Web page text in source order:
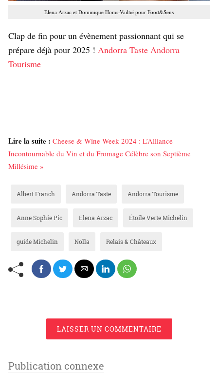
Elena Arzac et Dominique Homs-Vailhé pour Food&Sens
Clap de fin pour un évènement passionnant qui se
prépare déjà pour 2025 ! Andorra Taste Andorra
Tourisme
Lire la suite : Cheese & Wine Week 2024 : L’Alliance
Incontournable du Vin et du Fromage Célèbre son Septième
Millésime »
Albert Franch Andorra Taste Andorra Tourisme
Anne Sophie Pic Elena Arzac Étoile Verte Michelin
guide Michelin Nolla Relais & Châteaux
LAISSER UN COMMENTAIRE
Publication connexe